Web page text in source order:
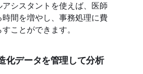
アシスタントを使えば、医師
間を増やし、事務処理に費
ことができます。
化データを管理して分析